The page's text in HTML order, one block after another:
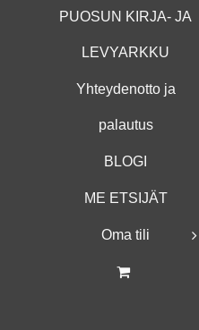
PUOSUN KIRJA- JA
LEVYARKKU
Yhteydenotto ja
palautus
BLOGI
ME ETSIJÄT
Oma tili